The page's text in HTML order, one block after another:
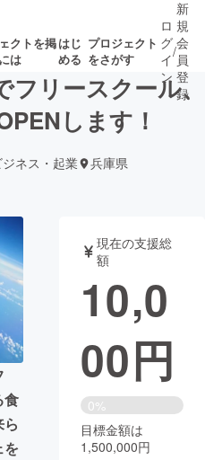
クトを掲
は
はじ
める
プロジェクト
をさがす
募集終了が近いプ
ロジェクト
されます
音楽
ット ゲーム・
書籍・雑誌
チャレンジ
化
ロ
グ
イ
ン
/
新
規
会
員
登
録
リースクール、
します！
ジネス・起業 兵庫県
食
を
現在の支援総
額
10,0
00円
0%
目標金額は
1,500,000円